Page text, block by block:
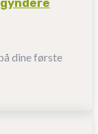
dine første